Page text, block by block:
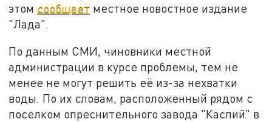
этом сообщает местное новостное издание
"Лада".
По данным СМИ, чиновники местной
администрации в курсе проблемы, тем не
менее не могут решить её из-за нехватки
воды. По их словам, расположенный рядом с
поселком опреснительного завода "Каспий" в